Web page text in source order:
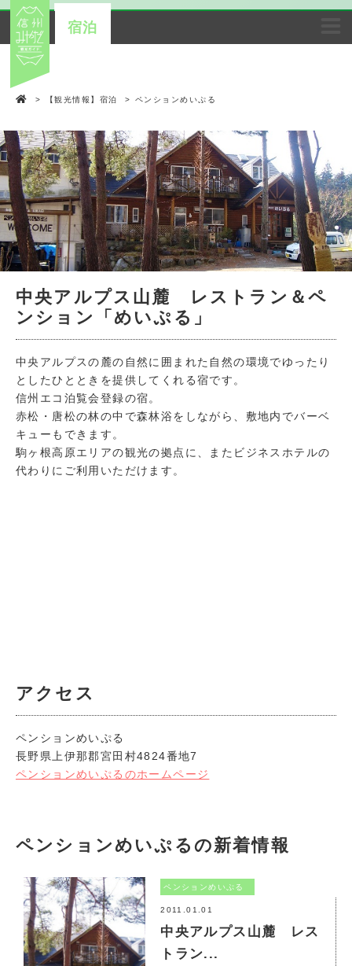
宿泊
> 【観光情報】宿泊 > ペンションめいぷる
中央アルプス山麓 レストラン＆ペ
ンション「めいぷる」
中央アルプスの麓の自然に囲まれた自然の環境でゆったり
としたひとときを提供してくれる宿です。
信州エコ泊覧会登録の宿。
赤松・唐松の林の中で森林浴をしながら、敷地内でバーベ
キューもできます。
駒ヶ根高原エリアの観光の拠点に、またビジネスホテルの
代わりにご利用いただけます。
アクセス
ペンションめいぷる
長野県上伊那郡宮田村4824番地7
ペンションめいぷるのホームページ
ペンションめいぷるの新着情報
ペンションめいぷる
2011.01.01
中央アルプス山麓 レス
トラン...